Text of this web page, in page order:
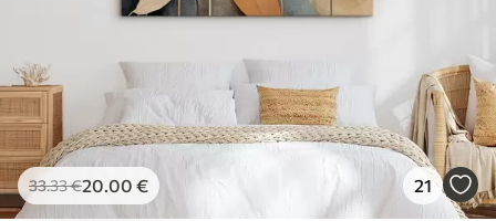
33.33€20.00 € 21